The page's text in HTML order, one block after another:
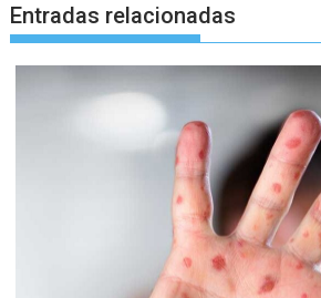
Entradas relacionadas